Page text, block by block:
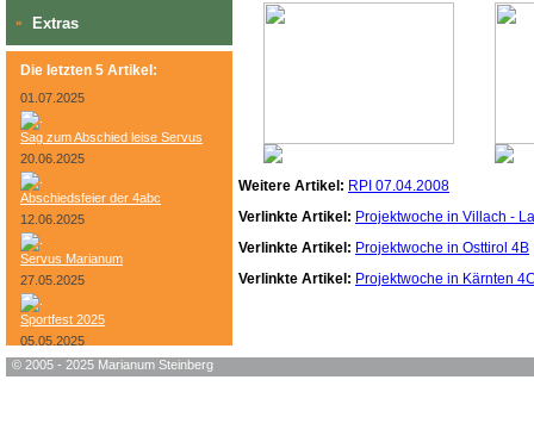
» Extras
Die letzten 5 Artikel:
01.07.2025
Sag zum Abschied leise Servus
20.06.2025
Abschiedsfeier der 4abc
12.06.2025
Servus Marianum
27.05.2025
Sportfest 2025
05.05.2025
Bundesheer-Tag
Weitere Artikel: RPI 07.04.2008
Verlinkte Artikel: Projektwoche in Villach -
Verlinkte Artikel: Projektwoche in Osttirol 4B
Verlinkte Artikel: Projektwoche in Kärnten
© 2005 - 2025 Marianum Steinberg